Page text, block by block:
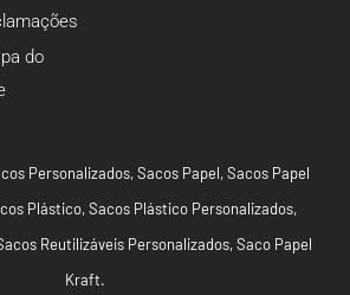
do
Personalizados,Sacos Papel,Sacos Papel
Plástico,Sacos Plástico Personalizados,
Reutilizáveis Personalizados,Saco Papel
Kraft.